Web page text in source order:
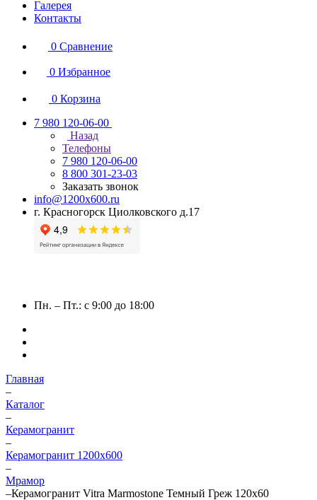
Галерея
Контакты
0 Сравнение
0 Избранное
0 Корзина
7 980 120-06-00
Назад
Телефоны
7 980 120-06-00
8 800 301-23-03
Заказать звонок
info@1200x600.ru
г. Красногорск Циолковского д.17
Пн. – Пт.: с 9:00 до 18:00
Главная
–
Каталог
–
Керамогранит
–
Керамогранит 1200х600
–
Мрамор
–Керамогранит Vitra Marmostone Темный Греж 120x60